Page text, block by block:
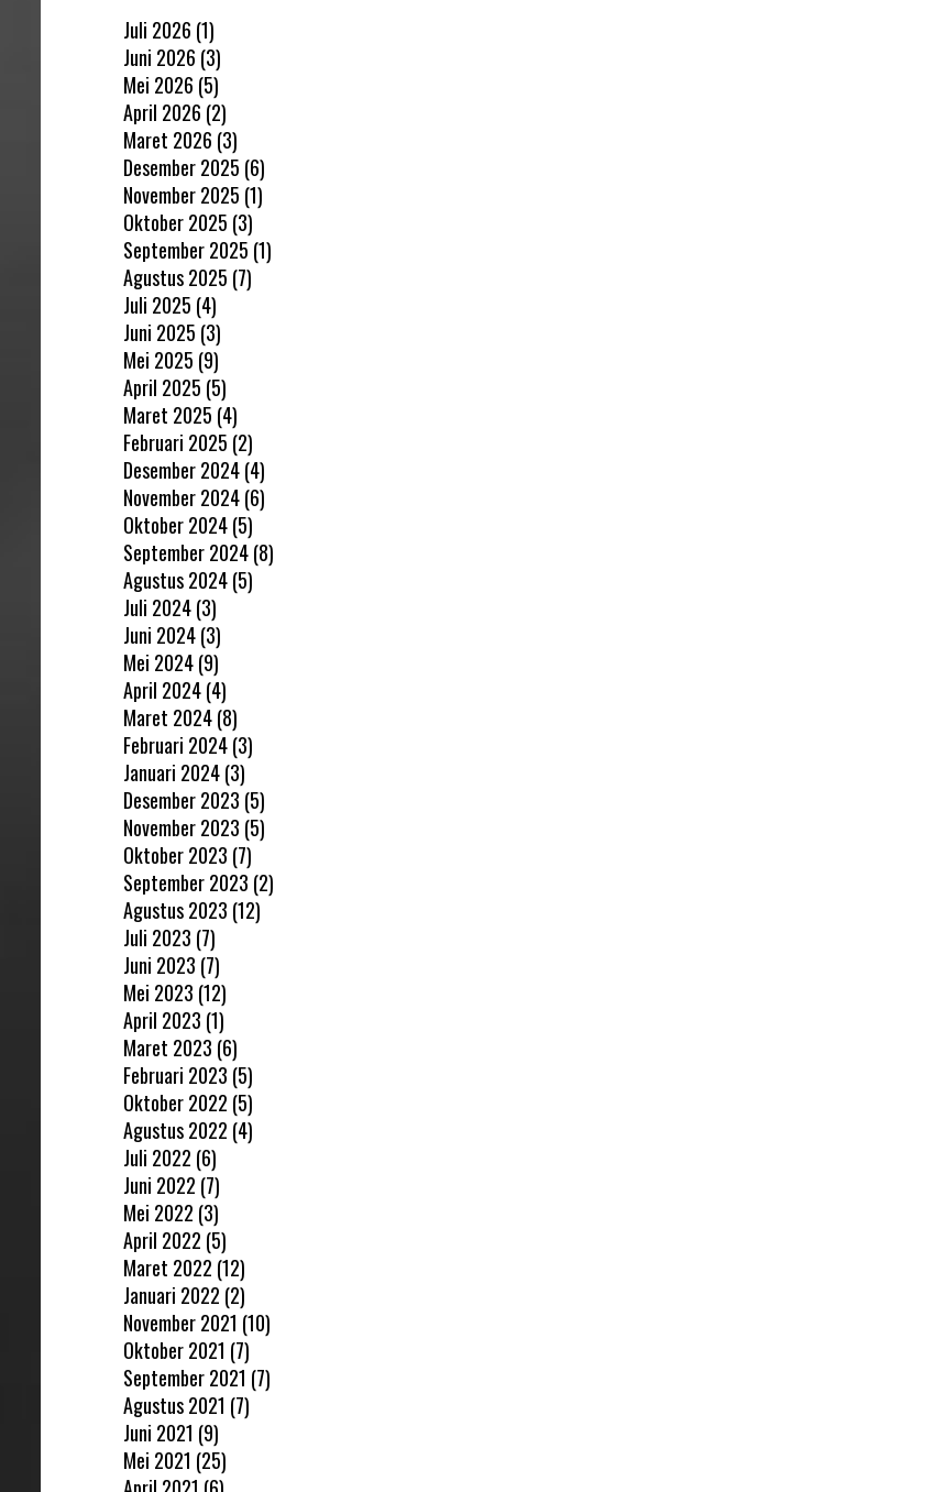
Juli 2026 (1)
Juni 2026 (3)
Mei 2026 (5)
April 2026 (2)
Maret 2026 (3)
Desember 2025 (6)
November 2025 (1)
Oktober 2025 (3)
September 2025 (1)
Agustus 2025 (7)
Juli 2025 (4)
Juni 2025 (3)
Mei 2025 (9)
April 2025 (5)
Maret 2025 (4)
Februari 2025 (2)
Desember 2024(4)
November 2024(6)
Oktober 2024(5)
September 2024(8)
Agustus 2024(5)
Juli 2024(3)
Juni 2024(3)
Mei 2024(9)
April 2024(4)
Maret 2024(8)
Februari 2024(3)
Januari 2024(3)
Desember 2023 (5)
November 2023 (5)
Oktober 2023 (7)
September 2023 (2)
Agustus 2023 (12)
Juli 2023 (7)
Juni 2023 (7)
Mei 2023 (12)
April 2023 (1)
Maret 2023 (6)
Februari 2023 (5)
Oktober 2022 (5)
Agustus 2022 (4)
Juli 2022 (6)
Juni 2022 (7)
Mei 2022 (3)
April 2022 (5)
Maret 2022 (12)
Januari 2022 (2)
November 2021 (10)
Oktober 2021 (7)
September 2021 (7)
Agustus 2021 (7)
Juni 2021 (9)
Mei 2021 (25)